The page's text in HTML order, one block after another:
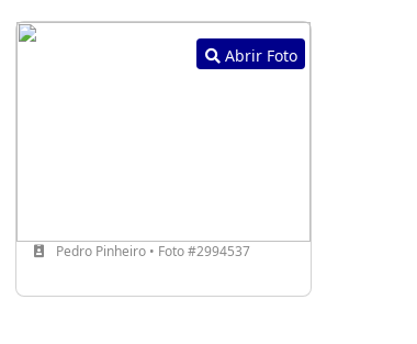
Abrir Foto
Pedro Pinheiro • Foto #2994537